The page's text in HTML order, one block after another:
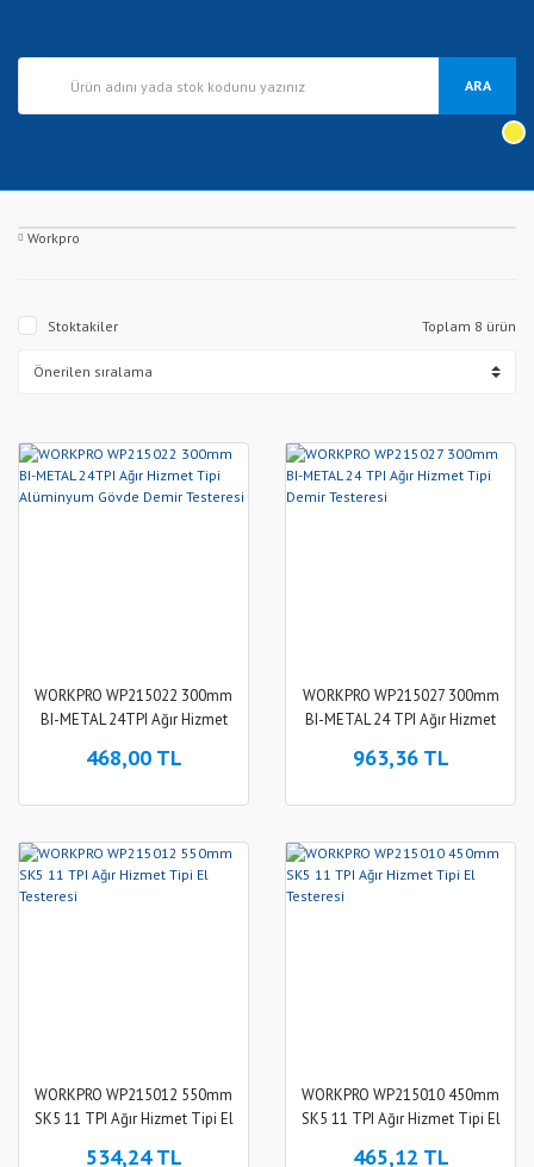
ARA
Workpro
Stoktakiler Toplam 8 ürün
WORKPRO WP215022 300mm
BI-METAL 24TPI Ağır Hizmet
Testeresi
468,00 TL
WORKPRO WP215027 300mm
BI-METAL 24 TPI Ağır Hizmet
963,36 TL
WORKPRO WP215012 550mm
SK5 11 TPI Ağır Hizmet Tipi El
534,24 TL
WORKPRO WP215010 450mm
SK5 11 TPI Ağır Hizmet Tipi El
465,12 TL